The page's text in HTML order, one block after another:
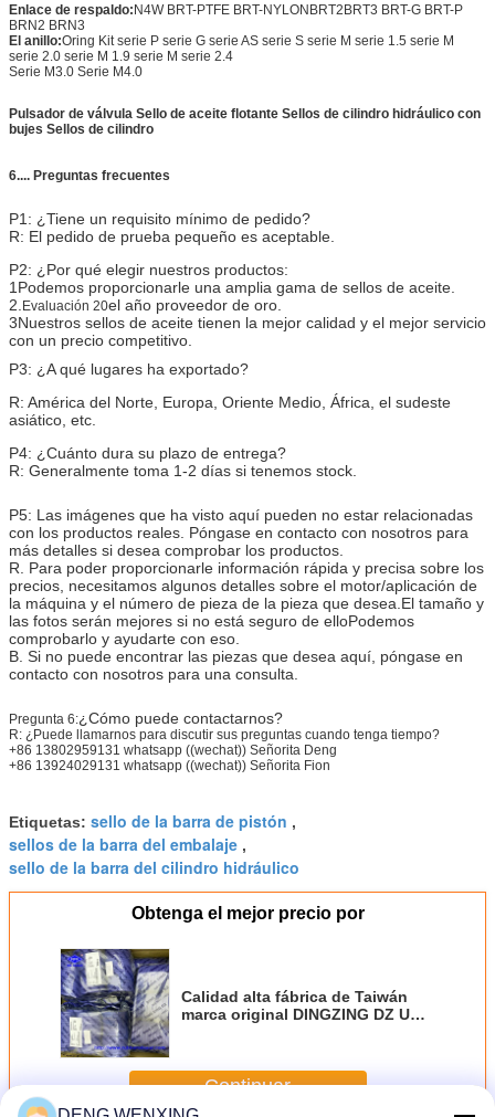
Enlace de respaldo:N4W BRT-PTFE BRT-NYLONBRT2BRT3 BRT-G BRT-P
BRN2 BRN3
El anillo:Oring Kit serie P serie G serie AS serie S serie M serie 1.5 serie M
serie 2.0 serie M 1.9 serie M serie 2.4
Serie M3.0 Serie M4.0
Pulsador de válvula Sello de aceite flotante Sellos de cilindro hidráulico con
bujes Sellos de cilindro
6.... Preguntas frecuentes
P1: ¿Tiene un requisito mínimo de pedido?
R: El pedido de prueba pequeño es aceptable.
P2: ¿Por qué elegir nuestros productos:
1Podemos proporcionarle una amplia gama de sellos de aceite.
2. Evaluación 20el año proveedor de oro.
3Nuestros sellos de aceite tienen la mejor calidad y el mejor servicio
con un precio competitivo.
P3: ¿A qué lugares ha exportado?
R: América del Norte, Europa, Oriente Medio, África, el sudeste
asiático, etc.
P4: ¿Cuánto dura su plazo de entrega?
R: Generalmente toma 1-2 días si tenemos stock.
P5: Las imágenes que ha visto aquí pueden no estar relacionadas
con los productos reales. Póngase en contacto con nosotros para
más detalles si desea comprobar los productos.
R. Para poder proporcionarle información rápida y precisa sobre los
precios, necesitamos algunos detalles sobre el motor/aplicación de
la máquina y el número de pieza de la pieza que desea.El tamaño y
las fotos serán mejores si no está seguro de elloPodemos
comprobarlo y ayudarte con eso.
B. Si no puede encontrar las piezas que desea aquí, póngase en
contacto con nosotros para una consulta.
Pregunta 6:¿Cómo puede contactarnos?
R: ¿Puede llamarnos para discutir sus preguntas cuando tenga tiempo?
+86 13802959131 whatsapp ((wechat)) Señorita Deng
+86 13924029131 whatsapp ((wechat)) Señorita Fion
Etiquetas: sello de la barra de pistón ,
sellos de la barra del embalaje ,
sello de la barra del cilindro hidráulico
Obtenga el mejor precio por
Calidad alta fábrica de Taiwán
marca original DINGZING DZ UN
Continuar